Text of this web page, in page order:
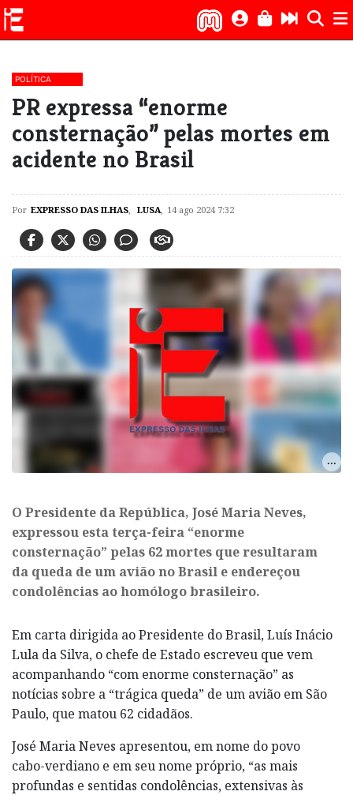
POLÍTICA
PR expressa “enorme
consternação” pelas mortes em
acidente no Brasil
Por EXPRESSO DAS ILHAS, LUSA, 14 ago 2024 7:32
O ​Presidente da República, José Maria Neves,
expressou esta terça-feira “enorme
consternação” pelas 62 mortes que resultaram
da queda de um avião no Brasil e endereçou
condolências ao homólogo brasileiro.
Em carta dirigida ao Presidente do Brasil, Luís Inácio
Lula da Silva, o chefe de Estado escreveu que vem
acompanhando “com enorme consternação” as
notícias sobre a “trágica queda” de um avião em São
Paulo, que matou 62 cidadãos.
José Maria Neves apresentou, em nome do povo
cabo-verdiano e em seu nome próprio, “as mais
profundas e sentidas condolências, extensivas às